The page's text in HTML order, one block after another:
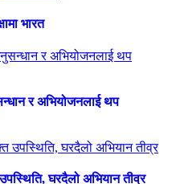
भारत
र अभियोजनलाई थप
घरदैलो अभियान तीव्र